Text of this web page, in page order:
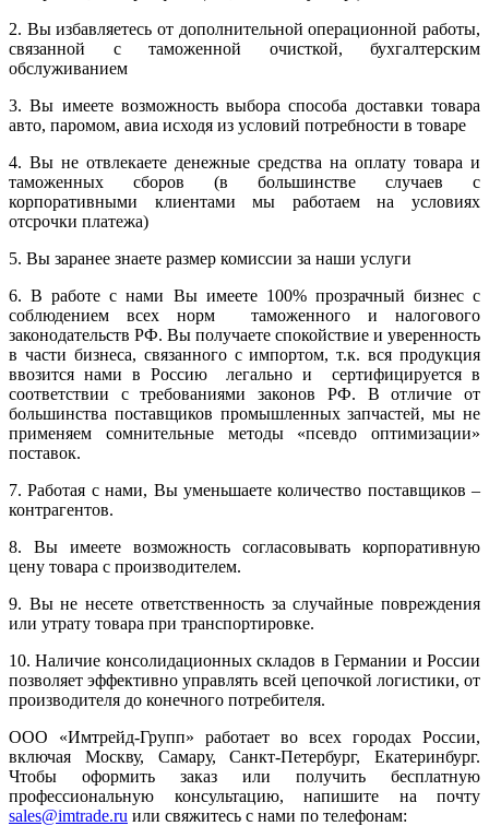
2. Вы избавляетесь от дополнительной операционной работы,
связанной с таможенной очисткой, бухгалтерским
обслуживанием
3. Вы имеете возможность выбора способа доставки товара
авто, паромом, авиа исходя из условий потребности в товаре
4. Вы не отвлекаете денежные средства на оплату товара и
таможенных сборов (в большинстве случаев с
корпоративными клиентами мы работаем на условиях
отсрочки платежа)
5. Вы заранее знаете размер комиссии за наши услуги
6. В работе с нами Вы имеете 100% прозрачный бизнес с
соблюдением всех норм таможенного и налогового
законодательств РФ. Вы получаете спокойствие и уверенность
в части бизнеса, связанного с импортом, т.к. вся продукция
ввозится нами в Россию легально и сертифицируется в
соответствии с требованиями законов РФ. В отличие от
большинства поставщиков промышленных запчастей, мы не
применяем сомнительные методы «псевдо оптимизации»
поставок.
7. Работая с нами, Вы уменьшаете количество поставщиков –
контрагентов.
8. Вы имеете возможность согласовывать корпоративную
цену товара с производителем.
9. Вы не несете ответственность за случайные повреждения
или утрату товара при транспортировке.
10. Наличие консолидационных складов в Германии и России
позволяет эффективно управлять всей цепочкой логистики, от
производителя до конечного потребителя.
ООО «Имтрейд-Групп» работает во всех городах России,
включая Москву, Самару, Санкт-Петербург, Екатеринбург.
Чтобы оформить заказ или получить бесплатную
профессиональную консультацию, напишите на почту
sales@imtrade.ru или свяжитесь с нами по телефонам: